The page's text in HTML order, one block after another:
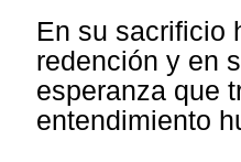
En su sacrificio
redención y en
esperanza que
entendimiento